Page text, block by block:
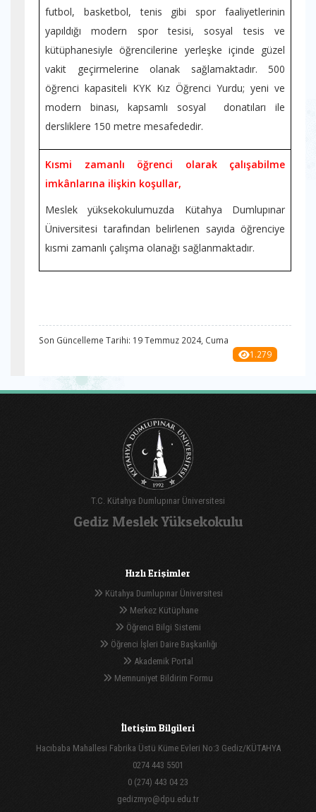
futbol, basketbol, tenis gibi spor faaliyetlerinin
yapıldığı modern spor tesisi, sosyal tesis ve
kütüphanesiyle öğrencilerine yerleşke içinde güzel
vakit geçirmelerine olanak sağlamaktadır. 500
öğrenci kapasiteli KYK Kız Öğrenci Yurdu; yeni ve
modern binası, kapsamlı sosyal donatıları ile
dersliklere 150 metre mesafededir.
Kısmi zamanlı öğrenci olarak çalışabilme
imkânlarına ilişkin koşullar,
Meslek yüksekokulumuzda Kütahya Dumlupınar
Üniversitesi tarafından belirlenen sayıda öğrenciye
kısmi zamanlı çalışma olanağı sağlanmaktadır.
Son Güncelleme Tarihi: 19 Temmuz 2024, Cuma
1.279
T.C. Kütahya Dumlupınar Üniversitesi
Gediz Meslek Yüksekokulu
Hızlı Erişimler
Kütahya Dumlupınar Üniversitesi
Merkez Kütüphane
Öğrenci Bilgi Sistemi
Öğrenci İşleri Daire Başkanlığı
Akademik Portal
Memnuniyet Bildirim Formu
İletişim Bilgileri
Hacıbaba Mahallesi Fabrika Üstü Küme Evleri No:3 Gediz/KÜTAHYA
0274 443 5501
0 (274) 443 04 23
gedizmyo@dpu.edu.tr